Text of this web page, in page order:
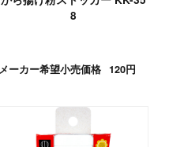
8
メーカー希望小売価格 120円